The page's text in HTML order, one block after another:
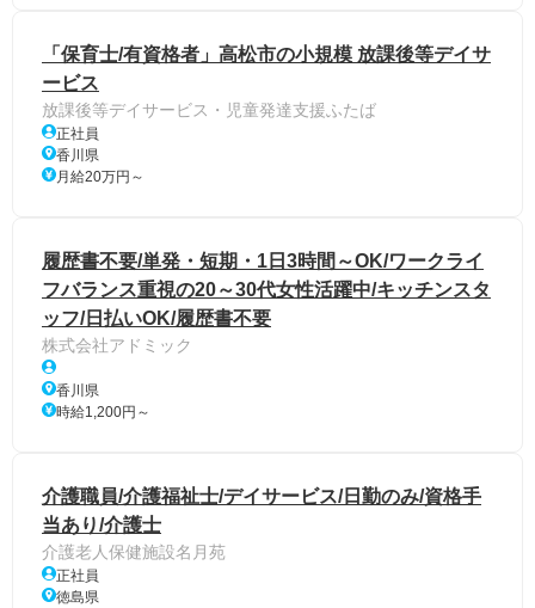
「保育士/有資格者」高松市の小規模 放課後等デイサ
ービス
放課後等デイサービス・児童発達支援ふたば
正社員
香川県
月給20万円～
履歴書不要/単発・短期・1日3時間～OK/ワークライ
フバランス重視の20～30代女性活躍中/キッチンスタ
ッフ/日払いOK/履歴書不要
株式会社アドミック
香川県
時給1,200円～
介護職員/介護福祉士/デイサービス/日勤のみ/資格手
当あり/介護士
介護老人保健施設名月苑
正社員
徳島県